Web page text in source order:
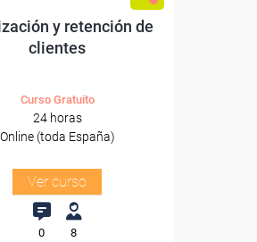
y retención de
clientes
Curso Gratuito
24 horas
Online (toda España)
Ver curso
0 8